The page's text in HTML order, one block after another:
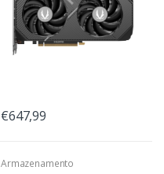
€647,99
Armazenamento